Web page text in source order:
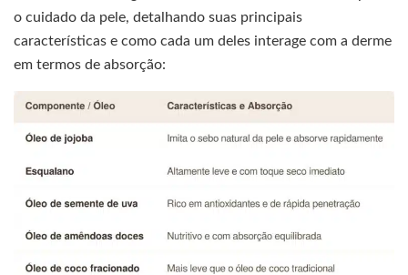
o cuidado da pele, detalhando suas principais
características e como cada um deles interage com a derme
em termos de absorção: